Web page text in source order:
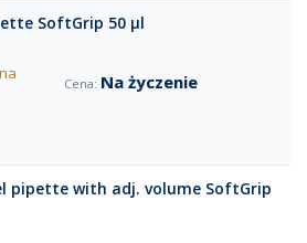
SoftGrip 50 µl
Na życzenie
pipette with adj. volume SoftGrip